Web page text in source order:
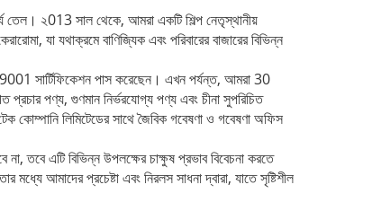
তেল। ২013 সাল থেকে, আমরা একটি শিল্প নেতৃস্থানীয়
যা যথাক্রমে বাণিজ্যিক এবং পরিবারের বাজারের বিভিন্ন
সার্টিফিকেশন পাস করেছেন। এখন পর্যন্ত, আমরা 30
প্রচার পণ্য, গুণমান নির্ভরযোগ্য পণ্য এবং চীনা সুপরিচিত
কোম্পানি লিমিটেডের সাথে জৈবিক গবেষণা ও গবেষণা অফিস
তবে এটি বিভিন্ন উপলক্ষের চাক্ষুষ প্রভাব বিবেচনা করতে
আমাদের প্রচেষ্টা এবং নিরলস সাধনা দ্বারা, যাতে সৃষ্টিশীল